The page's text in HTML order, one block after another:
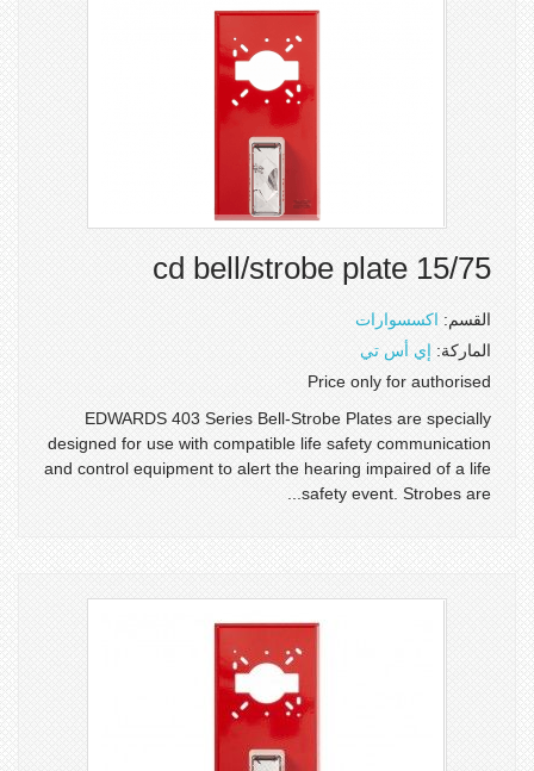
15/75 cd bell/strobe plate
القسم: اكسسوارات
الماركة: إي أس تي
Price only for authorised
EDWARDS 403 Series Bell-Strobe Plates are specially
designed for use with compatible life safety communication
and control equipment to alert the hearing impaired of a life
safety event. Strobes are...